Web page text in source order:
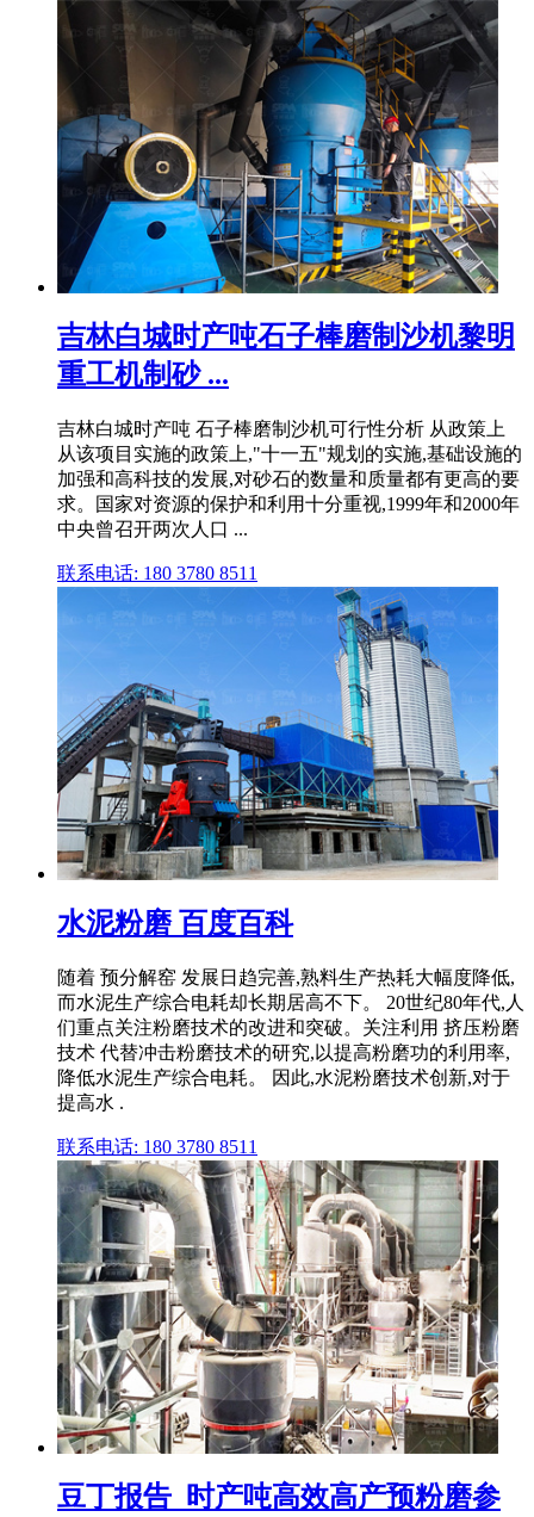
吉林白城时产吨石子棒磨制沙机黎明
重工机制砂 ...
吉林白城时产吨 石子棒磨制沙机可行性分析 从政策上
从该项目实施的政策上,"十一五"规划的实施,基础设施的
加强和高科技的发展,对砂石的数量和质量都有更高的要
求。国家对资源的保护和利用十分重视,1999年和2000年
中央曾召开两次人口 ...
联系电话: 180 3780 8511
水泥粉磨 百度百科
随着 预分解窑 发展日趋完善,熟料生产热耗大幅度降低,
而水泥生产综合电耗却长期居高不下。 20世纪80年代,人
们重点关注粉磨技术的改进和突破。关注利用 挤压粉磨
技术 代替冲击粉磨技术的研究,以提高粉磨功的利用率,
降低水泥生产综合电耗。 因此,水泥粉磨技术创新,对于
提高水 .
联系电话: 180 3780 8511
豆丁报告_时产吨高效高产预粉磨参